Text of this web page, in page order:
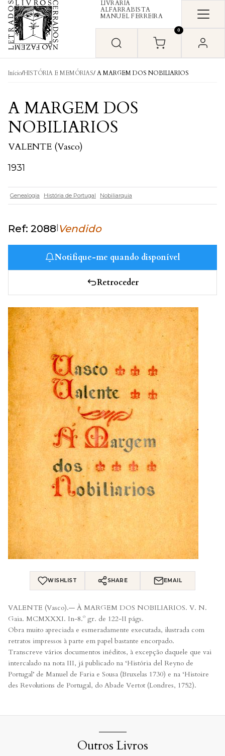
Skip to content
LIVRARIA
ALFARRABISTA
MANUEL FERREIRA
0
Início/HISTÓRIA E MEMÓRIAS/ A MARGEM DOS NOBILIARIOS
A MARGEM DOS
NOBILIARIOS
VALENTE (Vasco)
1931
Genealogia História de Portugal Nobiliarquia
Ref: 2088|Vendido
Notifique-me quando disponível
Retroceder
WISHLIST SHARE EMAIL
VALENTE (Vasco).— À MARGEM DOS NOBILIARIOS. V. N.
Gaia. MCMXXXI. In-8.º gr. de 122-II págs.
Obra muito apreciada e esmeradamente executada, ilustrada com
retratos impressos à parte em papel bastante encorpado.
Transcreve vários documentos inéditos, à excepção daquele que vai
intercalado na nota III, já publicado na ‘História del Reyno de
Portugal’ de Manuel de Faria e Sousa (Bruxelas 1730) e na ‘Histoire
des Revolutions de Portugal, do Abade Vertot (Londres, 1752).
Outros Livros